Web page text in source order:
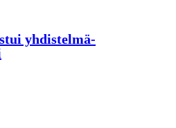
yhdistelmä-